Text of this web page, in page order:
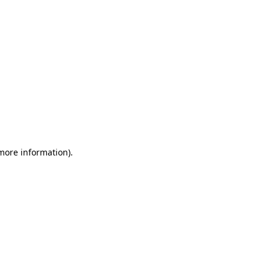
information).